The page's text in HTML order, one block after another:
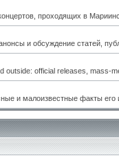
проходящих в
и обсуждение статей,
outside: official releases, mass-
и малоизвестные факты